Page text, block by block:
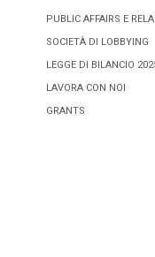
PUBLIC AFFAIRS E
SOCIETÀ DI LOBBYING
LEGGE DI BILANCIO
LAVORA CON NOI
GRANTS